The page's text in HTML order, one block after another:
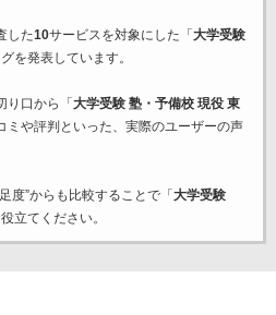
した10サービスを対象にした「 大学受験
を発表しています。
り口から「 大学受験 塾・予備校 現役 東
ミや評判といった、実際のユーザーの声
度”からも比較することで「 大学受験
立てください。